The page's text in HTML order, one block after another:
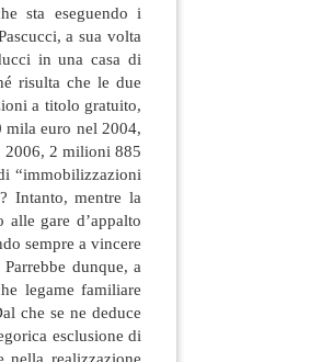
sta eseguendo i
a sua volta
in una casa di
risulta che le due
a titolo gratuito,
euro nel 2004,
2 milioni 885
“immobilizzazioni
Intanto, mentre la
gare d’appalto
sempre a vincere
dunque, a
legame familiare
che se ne deduce
esclusione di